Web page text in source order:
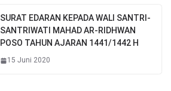
SURAT EDARAN KEPADA WALI SANTRI-
SANTRIWATI MAHAD AR-RIDHWAN
POSO TAHUN AJARAN 1441/1442 H
15 Juni 2020